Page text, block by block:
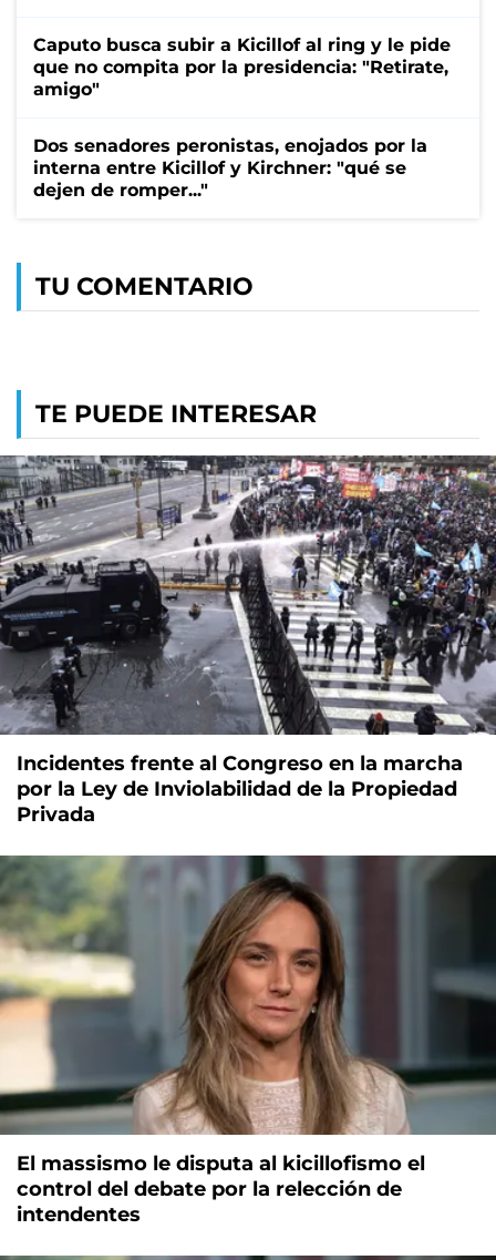
Caputo busca subir a Kicillof al ring y le pide
que no compita por la presidencia: "Retirate,
amigo"
Dos senadores peronistas, enojados por la
interna entre Kicillof y Kirchner: "qué se
dejen de romper..."
TU COMENTARIO
TE PUEDE INTERESAR
Incidentes frente al Congreso en la marcha
por la Ley de Inviolabilidad de la Propiedad
Privada
El massismo le disputa al kicillofismo el
control del debate por la relección de
intendentes